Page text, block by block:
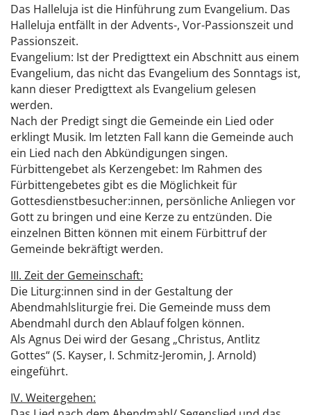
Das Halleluja ist die Hinführung zum Evangelium. Das
Halleluja entfällt in der Advents-, Vor-Passionszeit und
Passionszeit.
Evangelium: Ist der Predigttext ein Abschnitt aus einem
Evangelium, das nicht das Evangelium des Sonntags ist,
kann dieser Predigttext als Evangelium gelesen
werden.
Nach der Predigt singt die Gemeinde ein Lied oder
erklingt Musik. Im letzten Fall kann die Gemeinde auch
ein Lied nach den Abkündigungen singen.
Fürbittengebet als Kerzengebet: Im Rahmen des
Fürbittengebetes gibt es die Möglichkeit für
Gottesdienstbesucher:innen, persönliche Anliegen vor
Gott zu bringen und eine Kerze zu entzünden. Die
einzelnen Bitten können mit einem Fürbittruf der
Gemeinde bekräftigt werden.
III. Zeit der Gemeinschaft:
Die Liturg:innen sind in der Gestaltung der
Abendmahlsliturgie frei. Die Gemeinde muss dem
Abendmahl durch den Ablauf folgen können.
Als Agnus Dei wird der Gesang „Christus, Antlitz
Gottes“ (S. Kayser, I. Schmitz-Jeromin, J. Arnold)
eingeführt.
IV. Weitergehen: